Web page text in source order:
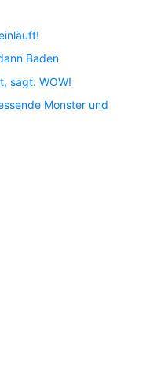
Baden
sagt: WOW!
Monster und